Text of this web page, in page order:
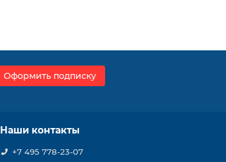
Оформить подписку
Наши контакты
+7 495 778-23-07